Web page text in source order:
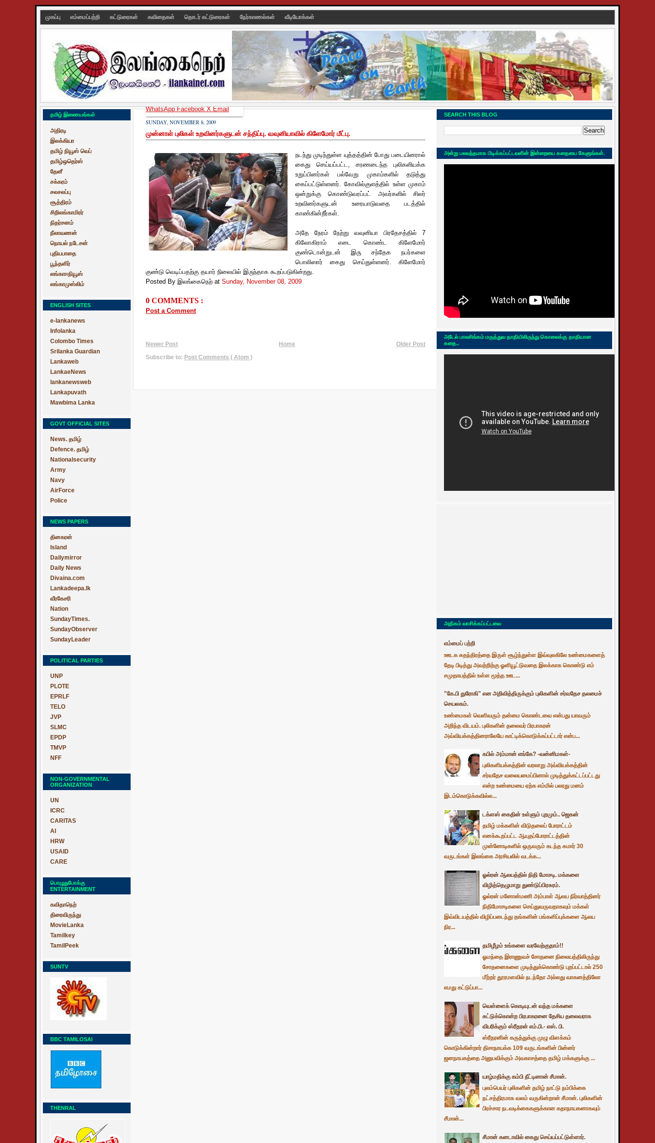
முகப்பு எம்மைப்பற்றி கட்டுரைகள் கவிதைகள் தொடர் கட்டுரைகள் நேர்காணல்கள் வீடியோக்கள்
தமிழ் இணையங்கள்
அதிரடி
இலக்கியா
தமிழ் நியூஸ் வெப்
தமிழ்ஒதெர்ஸ்
தேனீ
சக்கரம்
சலசலப்பு
சூத்திரம்
சிறிலங்காமிரர்
நிதர்சனம்
நீலாவணன்
நொயல் நடேசன்
புதியபாதை
பூந்தளிர்
லங்காஈநியூஸ்
லங்காமுஸ்லிம்
ENGLISH SITES
e-lankanews
Infolanka
Colombo Times
Srilanka Guardian
Lankaweb
LankaeNews
lankanewsweb
Lankapuvath
Mawbima Lanka
GOVT OFFICIAL SITES
News. தமிழ்
Defence. தமிழ்
Nationalsecurity
Army
Navy
AirForce
Police
NEWS PAPERS
தினகரன்
Island
Dailymirror
Daily News
Divaina.com
Lankadeepa.lk
வீரகேசரி
Nation
SundayTimes.
SundayObserver
SundayLeader
POLITICAL PARTIES
UNP
PLOTE
EPRLF
TELO
JVP
SLMC
EPDP
TMVP
NFF
NON-GOVERNMENTAL
ORGANIZATION
UN
ICRC
CARITAS
AI
HRW
USAID
CARE
பொழுதுபோக்கு
ENTERTAINMENT
கவிதாநெற்
திரைவிருந்து
MovieLanka
Tamilkey
TamilPeek
SUNTV
BBC TAMILOSAI
THENRAL
SUNDAY, NOVEMBER 8, 2009
முன்னாள் புலிகள் உறவினர்களுடன் சந்திப்பு. வவுனியாவில் கிளேமோர் மீட்பு.
நடந்து முடிந்துள்ள யுத்தத்தின் போது படையினரால்
கைது செய்யப்பட்ட, சரணடைந்த புலிகளியக்க
உறுப்பினர்கள் பல்வேறு முகாம்களில் தடுத்து
கைப்பட்டுள்ளனர். கோவில்குளத்தில் உள்ள முகாம்
ஒன்றுக்கு கொண்டுவரப்பட் அவர்களில் சிலர்
உறவினர்களுடன் உரையாடுவதை படத்தில்
காண்கின்றீர்கள்.
அதே நேரம் நேற்று வவுனியா பிரதேசத்தில் 7
கிலோகிராம் எடை கொண்ட கிளேமோர்
குண்டொன்றுடன் இரு சந்தேக நபர்களை
பொலிஸார் கைது செய்துள்ளனர். கிளேமோர்
குண்டு வெடிப்பதற்கு தயார் நிலையில் இருந்தாக கூறப்படுகின்றது.
Posted By இலங்கைநெற் at Sunday, November 08, 2009
0 COMMENTS :
Post a Comment
Newer Post Older Post
Home
Subscribe to: Post Comments ( Atom )
WhatsAppFacebookXEmail
SEARCH THIS BLOG
அன்று பலவந்தமாக பிடிக்கப்பட்டவளின் இன்றையை கதையை கேளுங்கள்.
அடேல் பாலசிங்கம் மருத்துவ தாதியிலிருந்து கொலைக்கு தாதியான
கதை..
அதிகம் வாசிக்கப்பட்டவை
எம்மைப் பற்றி
ஊடக சுதந்திரத்தை இருள் சூழ்ந்துள்ள இவ்வுலகிலே உண்மைகளைத்
தேடி பிடித்து அவற்றிற்கு ஓளியூட்டுவதை இலக்காக கொண்டு எம்
சமுதாயத்தில் உள்ள மூத்த ஊட...
"கே.பி துரோகி" என அறிவித்திருக்கும் புலிகளின் சர்வதேச தலமைச்
செயலகம்.
உண்மைகள் வெளிவரும் தன்மை கொண்டவை என்பது யாவரும்
அறிந்த விடயம். புலிகளின் தலைவர் பிரபாகரன்
அவ்வியக்கத்தினராலேயே காட்டிக்கொடுக்கப்பட்டார் என்ப...
கபில் அம்மான் எங்கே? -வன்னிமகள்-
புலிகளியக்கத்தின் வரலாறு அவ்வியக்கத்தின்
சர்வதேச வலையமைப்பினால் முடித்துக்கட்டப்பட்டது
என்ற உண்மையை ஏற்க எம்மில் பலரது மனம்
இடம்கொடுக்கவில்ல...
டக்ளஸ் கைதின் உள்ளும் புறமும்.. ஜெகன்
தமிழ் மக்களின் விடுதலைப் போராட்டம்
எனக்கூறப்பட்ட ஆயுதப்போராட்டத்தின்
முன்னோடிகளில் ஒருவரும் கடந்த சுமார் 30
வருடங்கள் இலங்கை அரசியலில் வடக்க...
ஓல்ரன் ஆலயத்தில் நிதி மோசடி. மக்களை
விழித்தெழுமாறு துண்டுப்பிரசுரம்.
ஓல்ரன் மனோன்மணி அம்பாள் ஆலய நிர்வாத்தினர்
நிதிமோசடிகளை செய்துவருவதாகவும் மக்கள்
இவ்விடயத்தில் விழிப்படைந்து தங்களின் பங்களிப்புக்களை ஆலய
நிர...
தமிழீழம் உங்களை வரவேற்குதாம்!!
ஓமந்தை இராணுவச் சோதனை நிலையத்திலிருந்து
சோதனைகளை முடித்துக்கொண்டு புறப்பட்டால் 250
மீற்றர் தூரமளவில் நடந்தோ அல்லது வாகனத்திலோ
எமது கட்டுப்பா...
வெள்ளைக் கொடியுடன் வந்த மக்களை
சுட்டுக்கொன்ற பிரபாகரனை தேசிய தலைவராக
விபரிக்கும் ஸ்ரீதரன் எம்.பி.- எஸ். பி.
ஸ்ரீதரனின் கருத்துக்கு முழு விளக்கம்
கொடுக்கின்றார் திசாநாயக்க 109 வருடங்களின் பின்னர்
ஜனநாயகத்தை அனுபவிக்கும் அவகாசத்தை தமிழ் மக்களுக்கு ...
யாழ்மதிக்கு கம்பி நீட்டினான் சீமான்.
புலம்பெயர் புலிகளின் தமிழ் நாட்டு நம்பிக்கை
நட்சத்திரமாக வலம் வருகின்றான் சீமான். புலிகளின்
பிரச்சார நடவடிக்கைகளுக்கான கதாநாயகனாகவும்
சீமான்...
சீமான் கனடாவில் கைது செய்யப்பட்டுள்ளார்.